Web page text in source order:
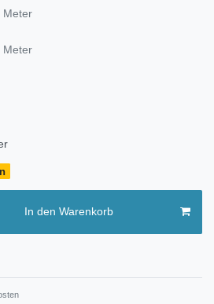
Meter
Meter
In den Warenkorb